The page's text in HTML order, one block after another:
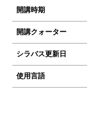
開講時期
開講クォーター
シラバス更新日
使用言語